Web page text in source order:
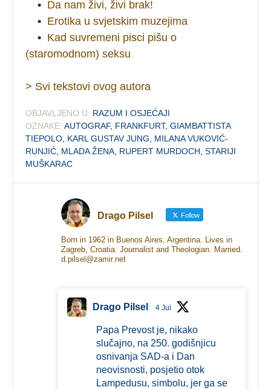
• Da nam živi, živi brak!
• Erotika u svjetskim muzejima
• Kad suvremeni pisci pišu o
(staromodnom) seksu
> Svi tekstovi ovog autora
OBJAVLJENO U: RAZUM I OSJEĆAJI
OZNAKE: AUTOGRAF, FRANKFURT,GIAMBATTISTA
TIEPOLO KARL GUSTAV JUNG
MILANA VUKOVIĆ-
RUNJIĆ MLADA ŽENA RUPERT MURDOCH ,STARIJI
MUŠKARAC
Drago Pilsel Follow
Born in 1962 in Buenos Aires, Argentina. Lives in
Zagreb, Croatia. Journalist and Theologian. Married.
d.pilsel@zamir.net
Drago Pilsel 4 Jul
Papa Prevost je, nikako
slučajno, na 250. godišnjicu
osnivanja SAD-a i Dan
neovisnosti, posjetio otok
Lampedusu, simbolu, jer ga se